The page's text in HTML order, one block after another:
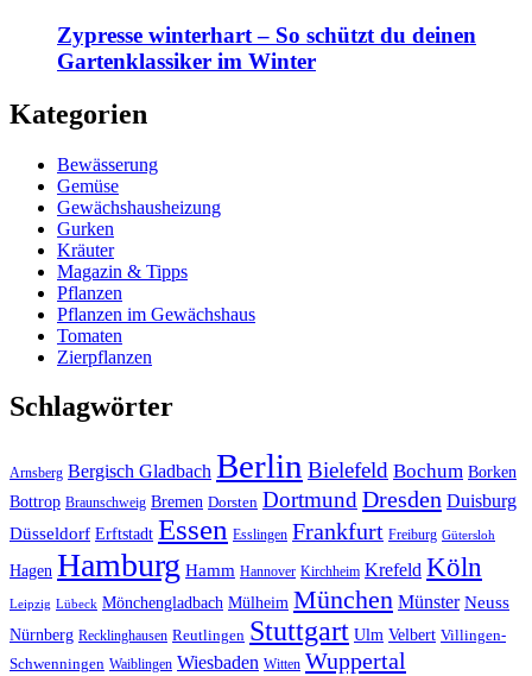
Zypresse winterhart – So schützt du deinen
Gartenklassiker im Winter
Kategorien
Bewässerung
Gemüse
Gewächshausheizung
Gurken
Kräuter
Magazin & Tipps
Pflanzen
Pflanzen im Gewächshaus
Tomaten
Zierpflanzen
Schlagwörter
Arnsberg Bergisch Gladbach Berlin Bielefeld Bochum Borken
Bottrop Braunschweig Bremen Dorsten DortmundDresden Duisburg
Düsseldorf Erftstadt Essen Esslingen Frankfurt Freiburg Gütersloh
Hagen Hamburg Hamm Hannover Kirchheim Krefeld Köln
Leipzig Lübeck Mönchengladbach Mülheim München Münster Neuss
Nürnberg Recklinghausen Reutlingen Stuttgart Ulm Velbert Villingen-
Schwenningen Waiblingen Wiesbaden Witten Wuppertal